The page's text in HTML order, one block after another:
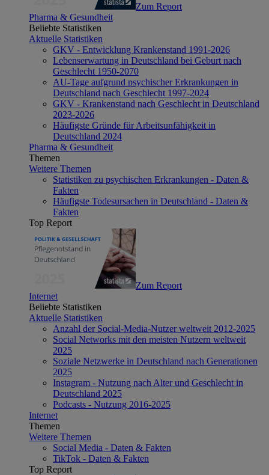
Zum Report
Pharma & Gesundheit
Beliebte Statistiken
Aktuelle Statistiken
GKV - Entwicklung Krankenstand 1991-2026
Lebenserwartung in Deutschland bei Geburt nach
Geschlecht 1950-2070
AU-Tage aufgrund psychischer Erkrankungen in
Deutschland nach Geschlecht 1997-2024
GKV - Krankenstand nach Geschlecht in Deutschland
2023-2026
Häufigste Gründe für Arbeitsunfähigkeit in
Deutschland 2024
Pharma & Gesundheit
Themen
Weitere Themen
Statistiken zu psychischen Erkrankungen - Daten &
Fakten
Häufigste Todesursachen in Deutschland - Daten &
Fakten
Top Report
Zum Report
Internet
Beliebte Statistiken
Aktuelle Statistiken
Anzahl der Social-Media-Nutzer weltweit 2012-2025
Social Networks mit den meisten Nutzern weltweit
2025
Soziale Netzwerke in Deutschland nach Generationen
2025
Instagram - Nutzung nach Alter und Geschlecht in
Deutschland 2025
Podcasts - Nutzung 2016-2025
Internet
Themen
Weitere Themen
Social Media - Daten & Fakten
TikTok - Daten & Fakten
Top Report